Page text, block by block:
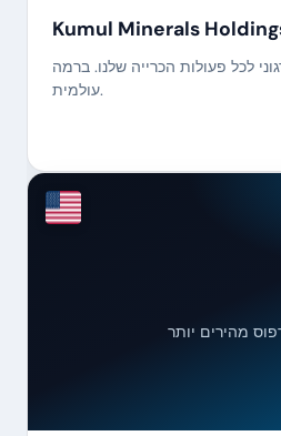
Kumul Minerals
לכל פעולות הכרייה שלנו. ברמה
עולמית.
מהירים יותר